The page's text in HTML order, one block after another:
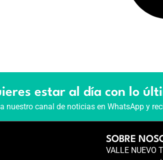
estar al día con lo
nuestro canal de noticias en WhatsApp y
SOBRE
VALLE NUEVO